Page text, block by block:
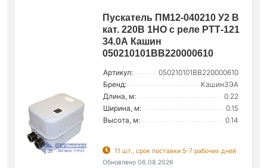
Пускатель ПМ12-040210 У2 В
кат. 220В 1НО с реле РТТ-121
34.0А Кашин
050210101ВВ220000610
Артикул:
050210101ВВ220000610
Бренд:
КашинЗЭА
Длина, м:
0.22
Ширина, м:
0.15
Высота, м:
0.14
11 шт., срок поставки 5-7 рабочих дней
Обновлено 06.08.2026